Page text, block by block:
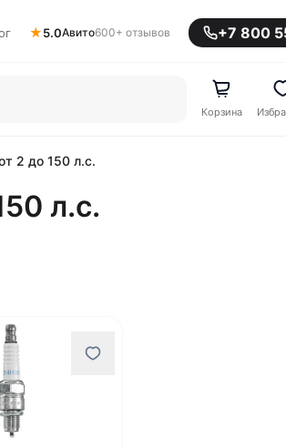
★5.0Авито600+ отзывов +7 800
Корзина
2 до 150 л.с.
л.с.